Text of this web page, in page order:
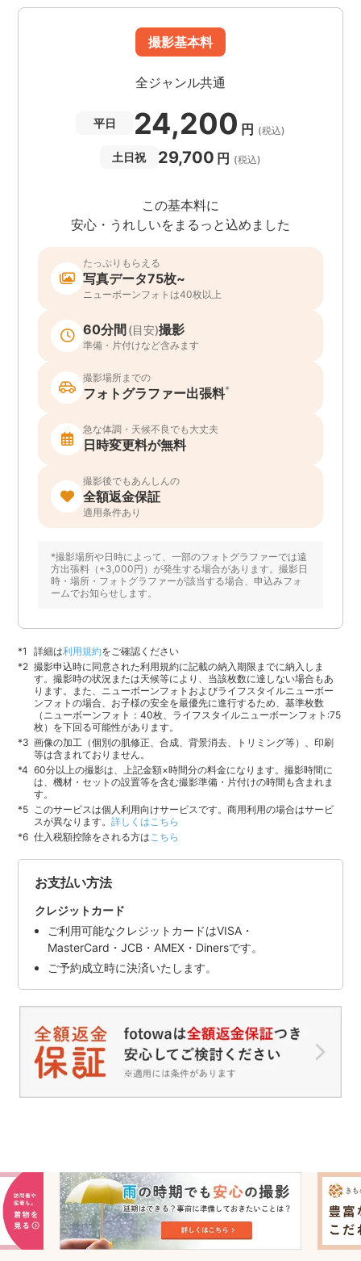
撮影基本料
全ジャンル共通
平日 24,200 円 (税込)
土日祝 29,700 円 (税込)
この基本料に
安心・うれしいをまるっと込めました
たっぷりもらえる
写真データ75枚~
ニューボーンフォトは40枚以上
60分間 (目安)撮影
準備・片付けなど含みます
撮影場所までの
フォトグラファー出張料*
急な体調・天候不良でも大丈夫
日時変更料が無料
撮影後でもあんしんの
全額返金保証
適用条件あり
*撮影場所や日時によって、一部のフォトグラファーでは遠
方出張料（+3,000円）が発生する場合があります。撮影日
時・場所・フォトグラファーが該当する場合、申込みフォ
ームでお知らせします。
詳細は利用規約をご確認ください
撮影申込時に同意された利用規約に記載の納入期限までに納入しま
す。撮影時の状況または天候等により、当該枚数に達しない場合もあ
ります。また、ニューボーンフォトおよびライフスタイルニューボー
ンフォトの場合、お子様の安全を最優先に進行するため、基準枚数
（ニューボーンフォト：40枚、ライフスタイルニューボーンフォト:75
枚）を下回る可能性があります。
画像の加工（個別の肌修正、合成、背景消去、トリミング等）、印刷
等は含まれておりません。
60分以上の撮影は、上記金額×時間分の料金になります。撮影時間に
は、機材・セットの設置等を含む撮影準備・片付けの時間も含まれま
す。
このサービスは個人利用向けサービスです。商用利用の場合はサービ
スが異なります。詳しくはこちら
仕入税額控除をされる方は こちら
お支払い方法
クレジットカード
ご利用可能なクレジットカードはVISA・
MasterCard・JCB・AMEX・Dinersです。
ご予約成立時に決済いたします。